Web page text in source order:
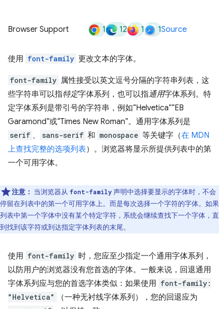
Browser Support 1 12 1 1Source
使用 font-family 更改文本的字体。
font-family 属性接受以英文逗号分隔的字符串列表，这
些字符串可以指特定字体系列，也可以指通用字体系列。特
定字体系列是带引号的字符串，例如“Helvetica”“EB
Garamond”或“Times New Roman”。通用字体系列是
serif 、 sans-serif 和 monospace 等关键字（在 MDN
上查找完整的选项列表）。浏览器将显示所提供列表中的第
一个可用字体。
注意： 当浏览器从 font-family声明中选择要显示的字体时，不会
停留在列表中的第一个可用字体上。而是每次选择一个字符的字体。如果
列表中第一个字体中没有某个特定字符，系统会继续查找下一个字体，直
到找到该字符或到达指定字体列表的末尾。
使用 font-family 时，您应至少指定一个通用字体系列，
以防用户的浏览器没有您首选的字体。一般来说，回退通用
字体系列应与您的首选字体类似：如果使用 font-family:
"Helvetica"
（一种无衬线字体系列），您的回退应为